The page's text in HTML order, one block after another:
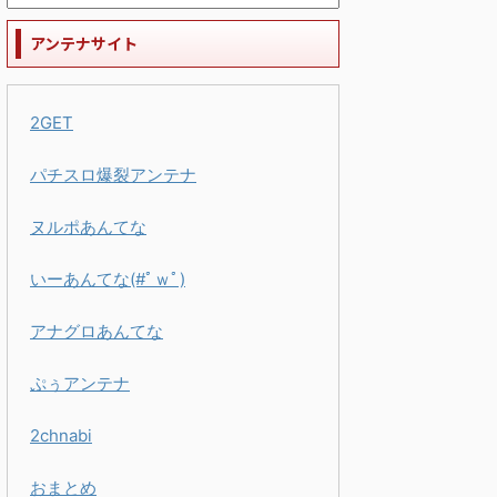
アンテナサイト
2GET
パチスロ爆裂アンテナ
ヌルポあんてな
いーあんてな(#ﾟｗﾟ)
アナグロあんてな
ぷぅアンテナ
2chnabi
おまとめ